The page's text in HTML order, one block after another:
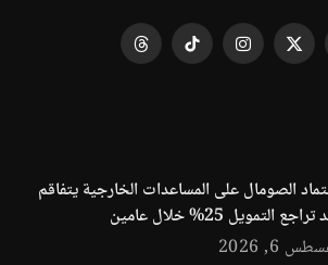
X
الانستغرامتيكتوك Threads
الصومال على المساعدات الخارجية يتفاقم
التمويل 25% خلال عامين
6, 2026